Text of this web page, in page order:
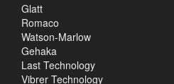
Glatt
Romaco
Watson-Marlow
Gehaka
Last Technology
Vibrer Technology